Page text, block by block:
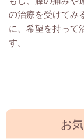
の治療を受けてみ
に、希望を持って
す。
お